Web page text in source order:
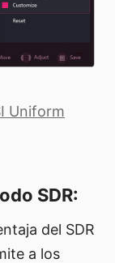
Uniform
SDR:
del SDR
a los